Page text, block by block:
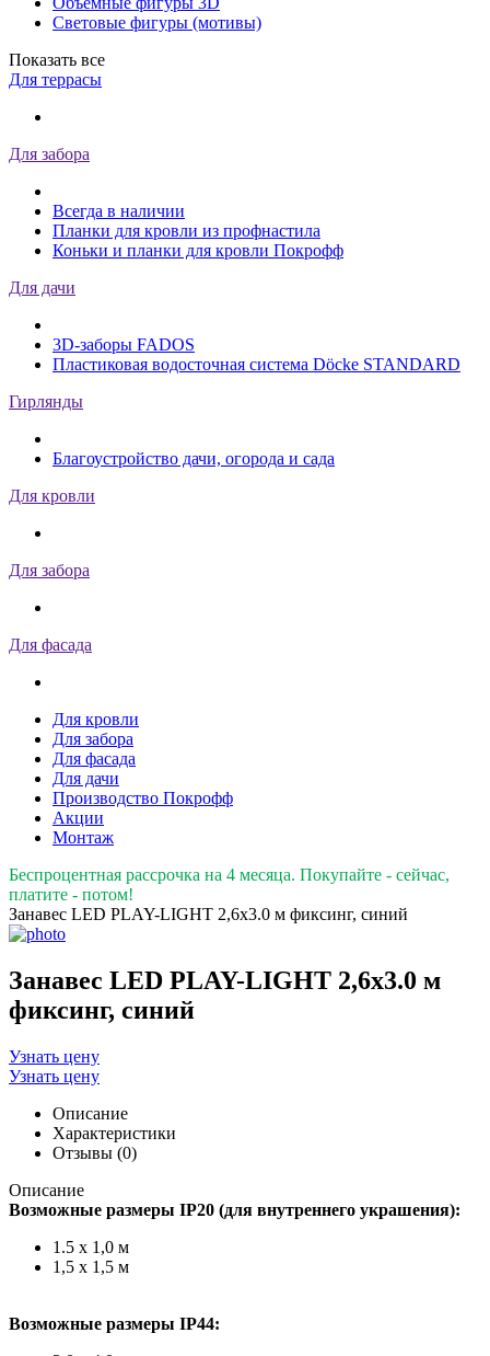
Световые фигуры (мотивы)
Показать все
Для террасы
Для забора
Всегда в наличии
Планки для кровли из профнастила
Коньки и планки для кровли Покрофф
Для дачи
3D-заборы FADOS
Пластиковая водосточная система Döcke STANDARD
Гирлянды
Благоустройство дачи, огорода и сада
Для кровли
Для забора
Для фасада
Для кровли
Для забора
Для фасада
Для дачи
Производство Покрофф
Акции
Монтаж
Беспроцентная рассрочка на 4 месяца. Покупайте - сейчас,
платите - потом!
Занавес LED PLAY-LIGHT 2,6х3.0 м фиксинг, синий
Занавес LED PLAY-LIGHT 2,6х3.0 м
фиксинг, синий
Узнать цену
Узнать цену
Описание
Характеристики
Отзывы (0)
Описание
Возможные размеры IP20 (для внутреннего украшения):
1.5 х 1,0 м
1,5 х 1,5 м
Возможные размеры IP44: